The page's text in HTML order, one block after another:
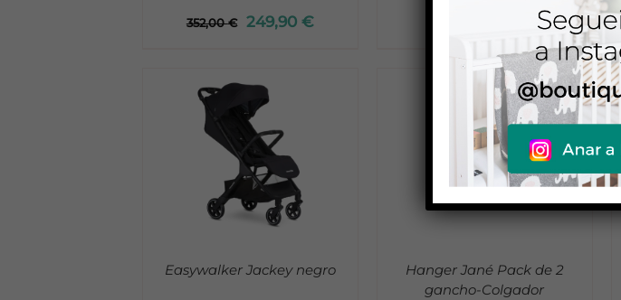
352,00€ 249,90 €
Easywalker Jackey negro
DETALLES
Hanger Jané Pack de 2
gancho-Colgador
DETALLES